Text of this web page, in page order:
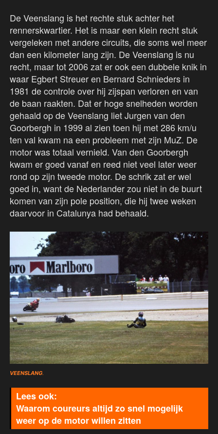
De Veenslang is het rechte stuk achter het
rennerskwartier. Het is maar een klein recht stuk
vergeleken met andere circuits, die soms wel meer
dan een kilometer lang zijn. De Veenslang is nu
recht, maar tot 2006 zat er ook een dubbele knik in
waar Egbert Streuer en Bernard Schnieders in
1981 de controle over hij zijspan verloren en van
de baan raakten. Dat er hoge snelheden worden
gehaald op de Veenslang liet Jurgen van den
Goorbergh in 1999 al zien toen hij met 286 km/u
ten val kwam na een probleem met zijn MuZ. De
motor was totaal vernield. Van den Goorbergh
kwam er goed vanaf en reed niet veel later weer
rond op zijn tweede motor. De schrik zat er wel
goed in, want de Nederlander zou niet in de buurt
komen van zijn pole position, die hij twee weken
daarvoor in Catalunya had behaald.
VEENSLANG.
Waarom coureurs altijd zo snel mogelijk
weer op de motor willen zitten